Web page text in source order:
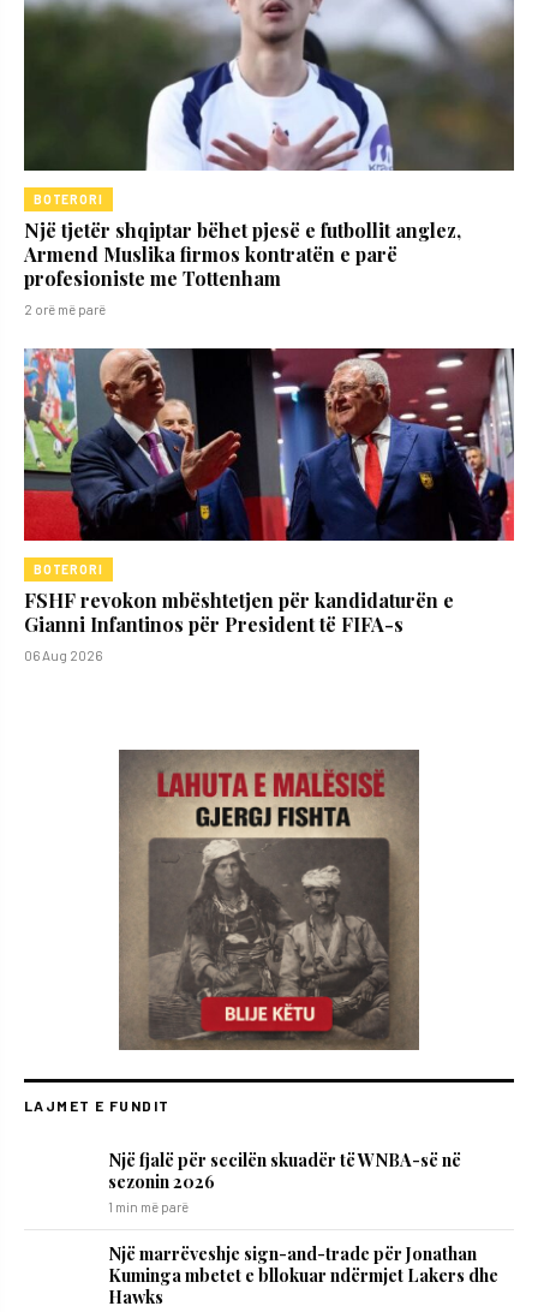
BOTERORI
Një tjetër shqiptar bëhet pjesë e futbollit anglez,
Armend Muslika firmos kontratën e parë
profesioniste me Tottenham
2 orë më parë
BOTERORI
FSHF revokon mbështetjen për kandidaturën e
Gianni Infantinos për President të FIFA-s
06 Aug 2026
LAJMET E FUNDIT
Një fjalë për secilën skuadër të WNBA-së në
sezonin 2026
1 min më parë
Një marrëveshje sign-and-trade për Jonathan
Kuminga mbetet e bllokuar ndërmjet Lakers dhe
Hawks